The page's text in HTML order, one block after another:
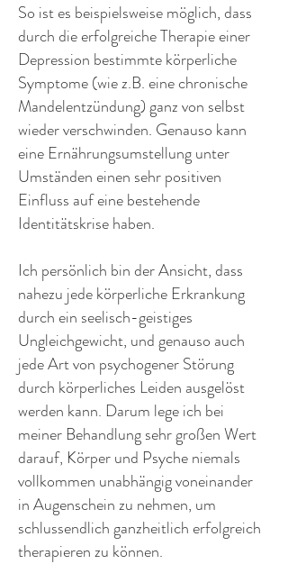
So ist es beispielsweise möglich, dass
durch die erfolgreiche Therapie einer
Depression bestimmte körperliche
Symptome (wie z.B. eine chronische
Mandelentzündung) ganz von selbst
wieder verschwinden. Genauso kann
eine Ernährungsumstellung unter
Umständen einen sehr positiven
Einfluss auf eine bestehende
Identitätskrise haben.
Ich persönlich bin der Ansicht, dass
nahezu jede körperliche Erkrankung
durch ein seelisch-geistiges
Ungleichgewicht, und genauso auch
jede Art von psychogener Störung
durch körperliches Leiden ausgelöst
werden kann. Darum lege ich bei
meiner Behandlung sehr großen Wert
darauf, Körper und Psyche niemals
vollkommen unabhängig voneinander
in Augenschein zu nehmen, um
schlussendlich ganzheitlich erfolgreich
therapieren zu können.